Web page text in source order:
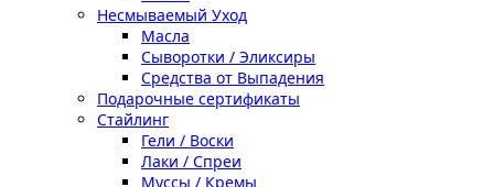
Несмываемый Уход
Масла
Сыворотки / Эликсиры
Средства от Выпадения
Подарочные сертификаты
Стайлинг
Гели / Воски
Лаки / Спреи
Муссы / Кремы